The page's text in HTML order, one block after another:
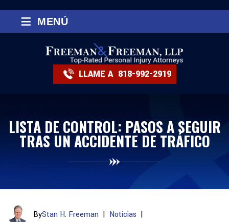
LLAME A 818-992-2919
≡ MENÚ
LISTA DE CONTROL: PASOS A SEGUIR
TRAS UN ACCIDENTE DE TRÁFICO
ByStan H. Freeman | Noticias |